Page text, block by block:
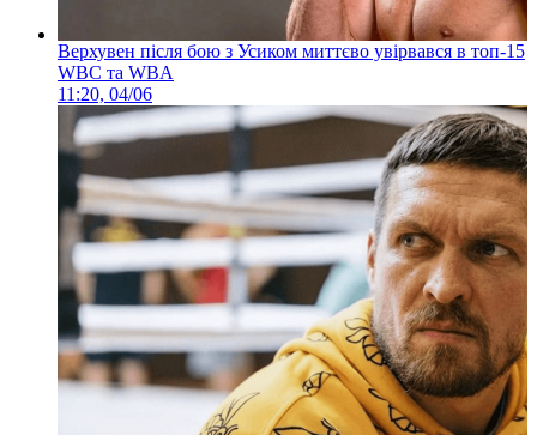
Верхувен після бою з Усиком миттєво увірвався в топ-15
WBC та WBA
11:20, 04/06